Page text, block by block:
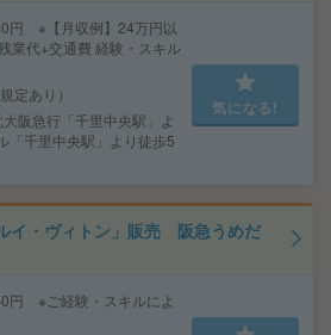
円 ※【月収例】24万円以
業代+交通費 経験・スキル
定あり）
阪急行「千里中央駅」よ
「千里中央駅」より徒歩5
気になる!
イ・ヴィトン」販売 阪急うめだ
円 ※ご経験・スキルによ